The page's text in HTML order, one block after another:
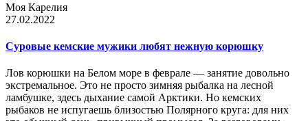
Моя Карелия
27.02.2022
Суровые кемские мужики любят нежную корюшку
Лов корюшки на Белом море в феврале — занятие довольно
экстремальное. Это не просто зимняя рыбалка на лесной
ламбушке, здесь дыхание самой Арктики. Но кемских
рыбаков не испугаешь близостью Полярного круга: для них